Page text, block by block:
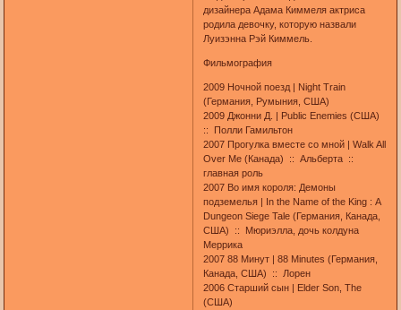
дизайнера Адама Киммеля актриса
родила девочку, которую назвали
Луизэнна Рэй Киммель.
Фильмография
2009 Ночной поезд | Night Train
(Германия, Румыния, США)
2009 Джонни Д. | Public Enemies (США)
:: Полли Гамильтон
2007 Прогулка вместе со мной | Walk All
Over Me (Канада) :: Альберта ::
главная роль
2007 Во имя короля: Демоны
подземелья | In the Name of the King : А
Dungeon Siege Tale (Германия, Канада,
США) :: Мюриэлла, дочь колдуна
Меррика
2007 88 Минут | 88 Minutes (Германия,
Канада, США) :: Лорен
2006 Старший сын | Elder Son, The
(США)